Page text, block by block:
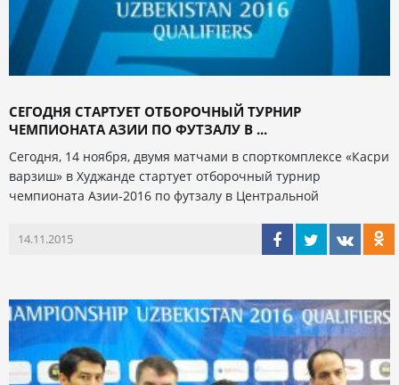
СЕГОДНЯ СТАРТУЕТ ОТБОРОЧНЫЙ ТУРНИР
ЧЕМПИОНАТА АЗИИ ПО ФУТЗАЛУ В ...
Сегодня, 14 ноября, двумя матчами в спорткомплексе «Касри
варзиш» в Худжанде стартует отборочный турнир
чемпионата Азии-2016 по футзалу в Центральной
14.11.2015